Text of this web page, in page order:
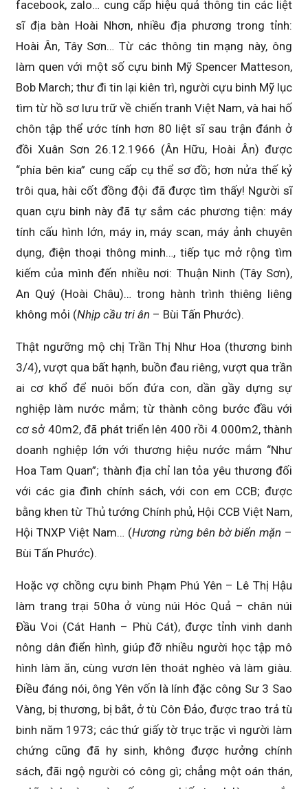
facebook, zalo… cung cấp hiệu quả thông tin các liệt
sĩ địa bàn Hoài Nhơn, nhiều địa phương trong tỉnh:
Hoài Ân, Tây Sơn… Từ các thông tin mạng này, ông
làm quen với một số cựu binh Mỹ Spencer Matteson,
Bob March; thư đi tin lại kiên trì, người cựu binh Mỹ lục
tìm từ hồ sơ lưu trữ về chiến tranh Việt Nam, và hai hố
chôn tập thể ước tính hơn 80 liệt sĩ sau trận đánh ở
đồi Xuân Sơn 26.12.1966 (Ân Hữu, Hoài Ân) được
“phía bên kia” cung cấp cụ thể sơ đồ; hơn nửa thế kỷ
trôi qua, hài cốt đồng đội đã được tìm thấy! Người sĩ
quan cựu binh này đã tự sắm các phương tiện: máy
tính cấu hình lớn, máy in, máy scan, máy ảnh chuyên
dụng, điện thoại thông minh…, tiếp tục mở rộng tìm
kiếm của mình đến nhiều nơi: Thuận Ninh (Tây Sơn),
An Quý (Hoài Châu)… trong hành trình thiêng liêng
không mỏi (Nhịp cầu tri ân – Bùi Tấn Phước).
Thật ngưỡng mộ chị Trần Thị Như Hoa (thương binh
3/4), vượt qua bất hạnh, buồn đau riêng, vượt qua trần
ai cơ khổ để nuôi bốn đứa con, dần gầy dựng sự
nghiệp làm nước mắm; từ thành công bước đầu với
cơ sở 40m2, đã phát triển lên 400 rồi 4.000m2, thành
doanh nghiệp lớn với thương hiệu nước mắm “Như
Hoa Tam Quan”; thành địa chỉ lan tỏa yêu thương đối
với các gia đình chính sách, với con em CCB; được
bằng khen từ Thủ tướng Chính phủ, Hội CCB Việt Nam,
Hội TNXP Việt Nam… (Hương rừng bên bờ biển mặn –
Bùi Tấn Phước).
Hoặc vợ chồng cựu binh Phạm Phú Yên – Lê Thị Hậu
làm trang trại 50ha ở vùng núi Hóc Quả – chân núi
Đầu Voi (Cát Hanh – Phù Cát), được tỉnh vinh danh
nông dân điển hình, giúp đỡ nhiều người học tập mô
hình làm ăn, cùng vươn lên thoát nghèo và làm giàu.
Điều đáng nói, ông Yên vốn là lính đặc công Sư 3 Sao
Vàng, bị thương, bị bắt, ở tù Côn Đảo, được trao trả tù
binh năm 1973; các thứ giấy tờ trục trặc vì người làm
chứng cũng đã hy sinh, không được hưởng chính
sách, đãi ngộ người có công gì; chẳng một oán thán,